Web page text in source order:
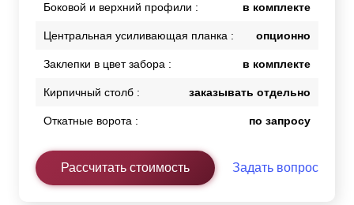
Боковой и верхний профили : в комплекте
Центральная усиливающая планка : опционно
Заклепки в цвет забора : в комплекте
Кирпичный столб : заказывать отдельно
Откатные ворота : по запросу
Рассчитать стоимость Задать вопрос